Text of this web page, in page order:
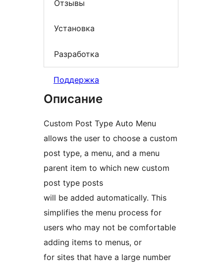
Отзывы
Установка
Разработка
Поддержка
Описание
Custom Post Type Auto Menu
allows the user to choose a custom
post type, a menu, and a menu
parent item to which new custom
post type posts
will be added automatically. This
simplifies the menu process for
users who may not be comfortable
adding items to menus, or
for sites that have a large number